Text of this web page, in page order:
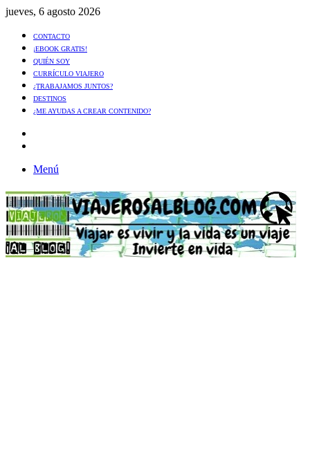
jueves, 6 agosto 2026
CONTACTO
¡EBOOK GRATIS!
QUIÉN SOY
CURRÍCULO VIAJERO
¿TRABAJAMOS JUNTOS?
DESTINOS
¿ME AYUDAS A CREAR CONTENIDO?
Menú